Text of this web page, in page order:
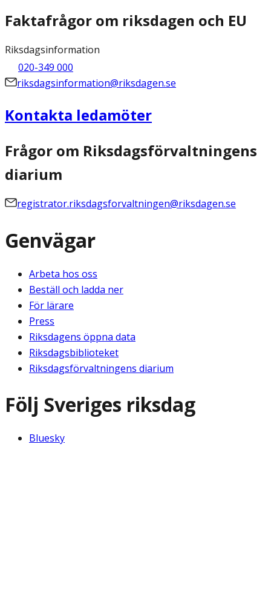
Faktafrågor om riksdagen och EU
Riksdagsinformation
020-349 000
riksdagsinformation@riksdagen.se
Kontakta ledamöter
Frågor om Riksdagsförvaltningens
diarium
registrator.riksdagsforvaltningen@riksdagen.se
Genvägar
Arbeta hos oss
Beställ och ladda ner
För lärare
Press
Riksdagens öppna data
Riksdagsbiblioteket
Riksdagsförvaltningens diarium
Följ Sveriges riksdag
Bluesky